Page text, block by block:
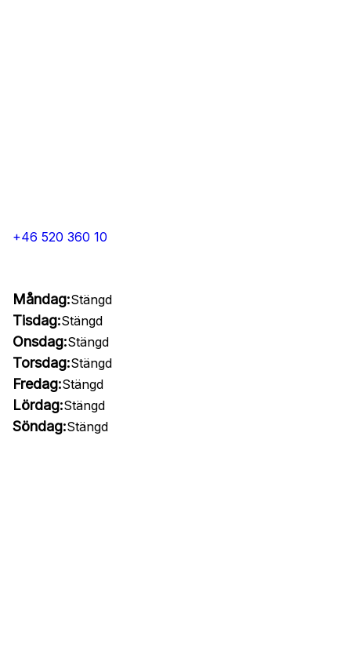
+46 520 360 10
Måndag:Stängd
Tisdag:Stängd
Onsdag:Stängd
Torsdag:Stängd
Fredag:Stängd
Lördag:Stängd
Söndag:Stängd